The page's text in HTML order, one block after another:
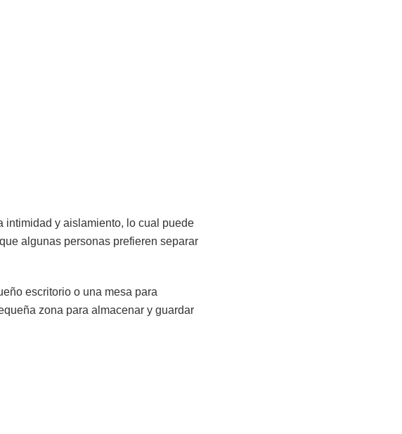
intimidad y aislamiento, lo cual puede
algunas personas prefieren separar
escritorio o una mesa para
zona para almacenar y guardar